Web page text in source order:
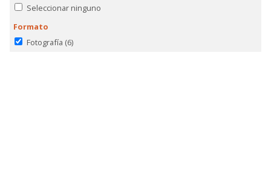
Seleccionar ninguno
Formato
Fotografía (6)